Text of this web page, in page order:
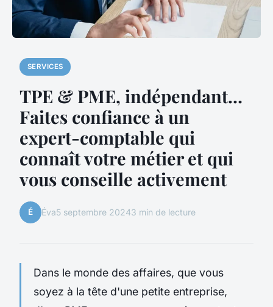
SERVICES
TPE & PME, indépendant…
Faites confiance à un
expert-comptable qui
connaît votre métier et qui
vous conseille activement
É Éva5 septembre 20243 min de lecture
Dans le monde des affaires, que vous
soyez à la tête d'une petite entreprise,